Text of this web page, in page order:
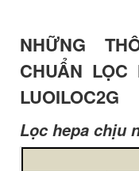
NHỮNG
CHUẨN LỌC
LUOILOC2G
Lọc hepa chịu